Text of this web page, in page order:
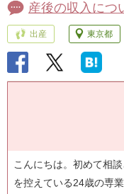
産後の収入につ
出産 東京都
こんにちは。初めて相
を控えている24歳の専